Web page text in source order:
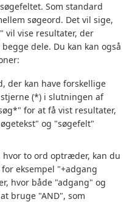
Som standard
søgeord. Det vil sige,
vil vise resultater, der
dele. Du kan kan også
der kan have forskellige
(*) i slutningen af
for at få vist resultater,
og "søgefelt"
hvor to ord optræder, kan du
eksempel "+adgang
hvor både "adgang" og
bruge "AND", som